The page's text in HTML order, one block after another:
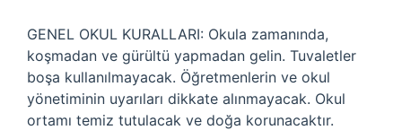
GENEL OKUL KURALLARI: Okula zamanında,
koşmadan ve gürültü yapmadan gelin. Tuvaletler
boşa kullanılmayacak. Öğretmenlerin ve okul
yönetiminin uyarıları dikkate alınmayacak. Okul
ortamı temiz tutulacak ve doğa korunacaktır.